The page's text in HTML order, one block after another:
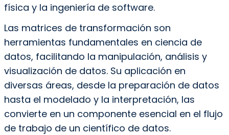
física y la ingeniería de software.
Las matrices de transformación son
herramientas fundamentales en ciencia de
datos, facilitando la manipulación, análisis y
visualización de datos. Su aplicación en
diversas áreas, desde la preparación de datos
hasta el modelado y la interpretación, las
convierte en un componente esencial en el flujo
de trabajo de un científico de datos.